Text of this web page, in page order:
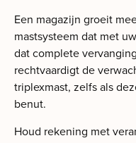
Een magazijn groeit
mastsysteem dat met
dat complete
rechtvaardigt de
triplexmast, zelfs als
benut.
Houd rekening met